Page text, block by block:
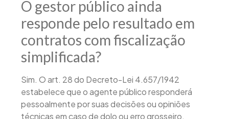
O gestor público ainda
responde pelo resultado em
contratos com fiscalização
simplificada?
Sim. O art. 28 do Decreto-Lei 4.657/1942
estabelece que o agente público responderá
pessoalmente por suas decisões ou opiniões
técnicas em caso de dolo ou erro grosseiro.